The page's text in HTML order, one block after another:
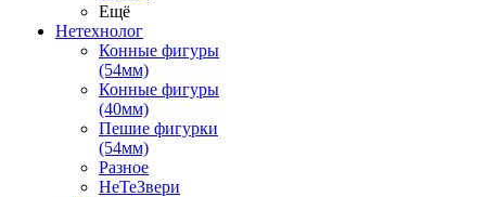
Ещё
Нетехнолог
Конные фигуры
(54мм)
Конные фигуры
(40мм)
Пешие фигурки
(54мм)
Разное
НеТеЗвери